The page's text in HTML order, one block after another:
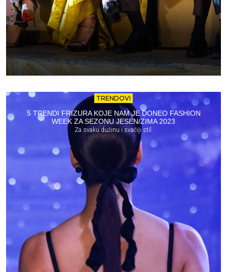
TRENDOVI
5 TRENDI FRIZURA KOJE NAM JE DONEO FASHION
WEEK ZA SEZONU JESEN/ZIMA 2023
Za svaku dužinu i svačiji stil.